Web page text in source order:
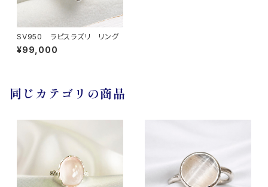
SV950 ラピスラズリ リング
¥99,000
同じカテゴリの商品